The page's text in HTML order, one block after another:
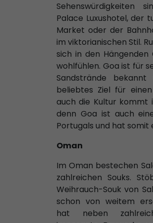
Sehenswürdigkeiten
Palace Luxushotel, der
Market oder der
im viktorianischen Stil.
sich in den
wohlfühlen. Goa ist für
Sandstrände
beliebtes Ziel für
auch die Kultur kommt
denn Goa ist auch
Portugals und hat somit
Oman
Im Oman bestechen
zahlreichen Souks.
Weihrauch-Souk von
schon von weitem
hat neben